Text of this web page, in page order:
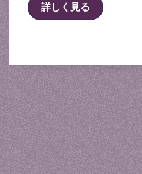
詳しく見る